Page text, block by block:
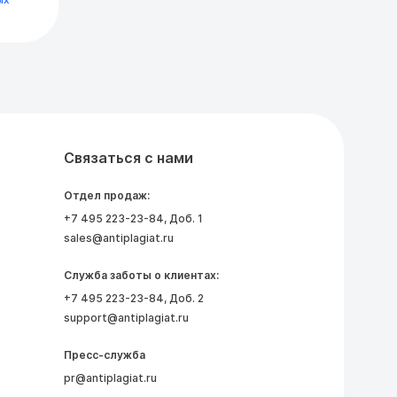
Связаться с нами
Отдел продаж:
+7 495 223-23-84, Доб. 1
sales@antiplagiat.ru
Служба заботы о клиентах:
+7 495 223-23-84, Доб. 2
support@antiplagiat.ru
Пресс-служба
pr@antiplagiat.ru